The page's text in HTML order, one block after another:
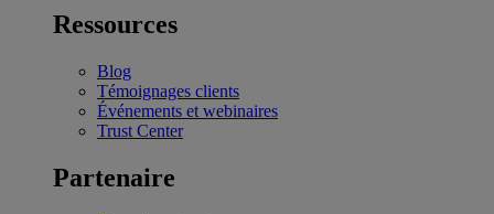
Ressources
Blog
Témoignages clients
Événements et webinaires
Trust Center
Partenaire